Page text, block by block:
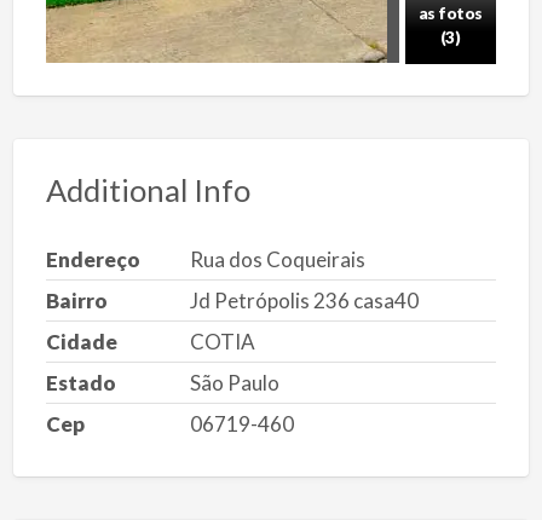
as fotos
(3)
Additional Info
Endereço
Rua dos Coqueirais
Bairro
Jd Petrópolis 236 casa40
Cidade
COTIA
Estado
São Paulo
Cep
06719-460